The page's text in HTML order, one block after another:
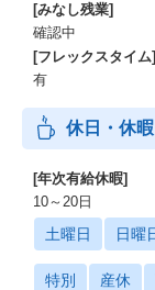
本ポスト（セキュ
と、密連携をして
る星野の対談記事
■漠然と抱いた“
基準のセキュリテ
https://
本ポストおよびセ
員のインタビュー
[みなし残業]
確認中
[フレックスタイム]
有
休日・休暇
[年次有給休暇]
10～20日
土曜日 日曜
特別 産休